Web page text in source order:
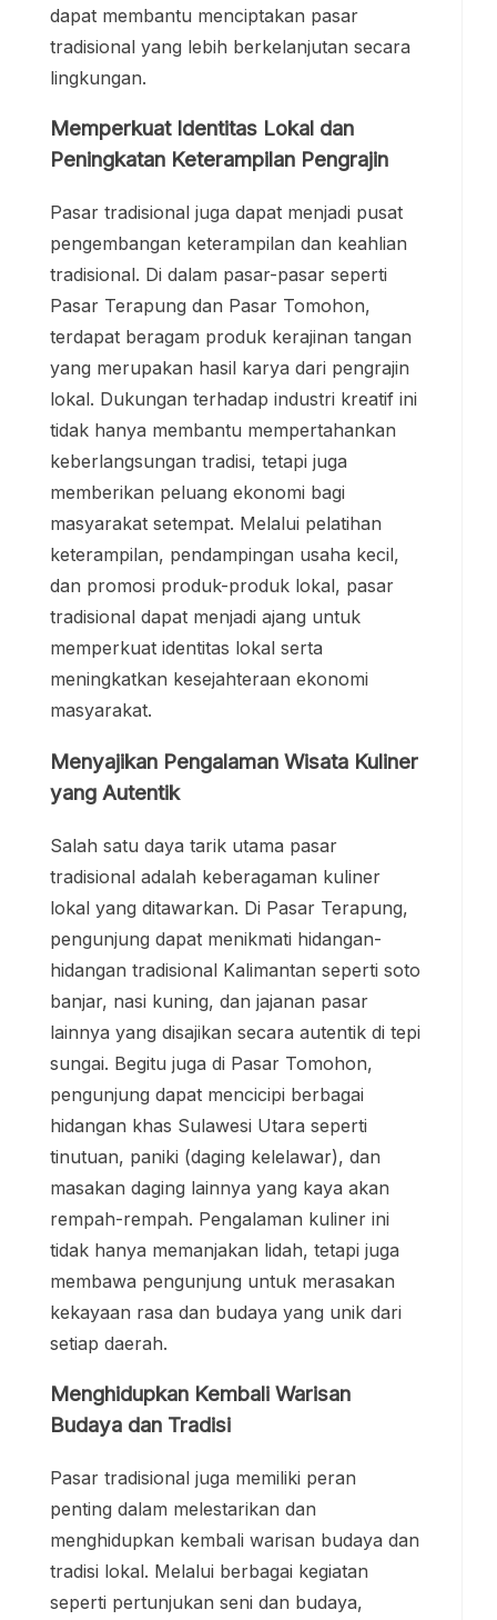
dapat membantu menciptakan pasar
tradisional yang lebih berkelanjutan secara
lingkungan.
Memperkuat Identitas Lokal dan
Peningkatan Keterampilan Pengrajin
Pasar tradisional juga dapat menjadi pusat
pengembangan keterampilan dan keahlian
tradisional. Di dalam pasar-pasar seperti
Pasar Terapung dan Pasar Tomohon,
terdapat beragam produk kerajinan tangan
yang merupakan hasil karya dari pengrajin
lokal. Dukungan terhadap industri kreatif ini
tidak hanya membantu mempertahankan
keberlangsungan tradisi, tetapi juga
memberikan peluang ekonomi bagi
masyarakat setempat. Melalui pelatihan
keterampilan, pendampingan usaha kecil,
dan promosi produk-produk lokal, pasar
tradisional dapat menjadi ajang untuk
memperkuat identitas lokal serta
meningkatkan kesejahteraan ekonomi
masyarakat.
Menyajikan Pengalaman Wisata Kuliner
yang Autentik
Salah satu daya tarik utama pasar
tradisional adalah keberagaman kuliner
lokal yang ditawarkan. Di Pasar Terapung,
pengunjung dapat menikmati hidangan-
hidangan tradisional Kalimantan seperti soto
banjar, nasi kuning, dan jajanan pasar
lainnya yang disajikan secara autentik di tepi
sungai. Begitu juga di Pasar Tomohon,
pengunjung dapat mencicipi berbagai
hidangan khas Sulawesi Utara seperti
tinutuan, paniki (daging kelelawar), dan
masakan daging lainnya yang kaya akan
rempah-rempah. Pengalaman kuliner ini
tidak hanya memanjakan lidah, tetapi juga
membawa pengunjung untuk merasakan
kekayaan rasa dan budaya yang unik dari
setiap daerah.
Menghidupkan Kembali Warisan
Budaya dan Tradisi
Pasar tradisional juga memiliki peran
penting dalam melestarikan dan
menghidupkan kembali warisan budaya dan
tradisi lokal. Melalui berbagai kegiatan
seperti pertunjukan seni dan budaya,